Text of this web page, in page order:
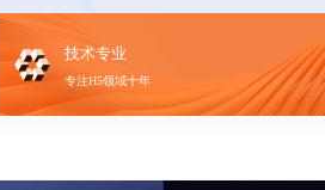
技术专业
专注H5领域十年